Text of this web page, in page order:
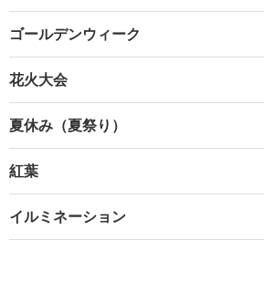
ゴールデンウィーク
花火大会
夏休み（夏祭り）
紅葉
イルミネーション